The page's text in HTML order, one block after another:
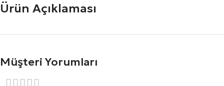
Ürün Açıklaması
Müşteri Yorumları